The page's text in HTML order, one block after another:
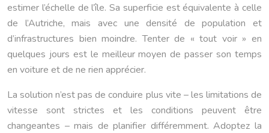
estimer l’échelle de l’île. Sa superficie est équivalente à celle
de l’Autriche, mais avec une densité de population et
d’infrastructures bien moindre. Tenter de « tout voir » en
quelques jours est le meilleur moyen de passer son temps
en voiture et de ne rien apprécier.
La solution n’est pas de conduire plus vite – les limitations de
vitesse sont strictes et les conditions peuvent être
changeantes – mais de planifier différemment. Adoptez la